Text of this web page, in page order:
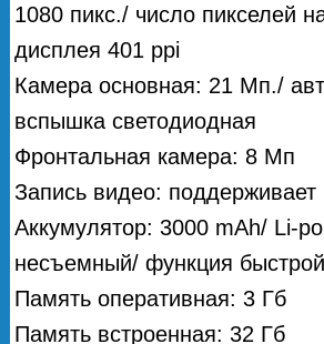
1080 пикс./ число пикселей
дисплея 401 ppi
Камера основная: 21 Мп./
вспышка светодиодная
Фронтальная камера: 8 Мп
Запись видео: поддерживает
Аккумулятор: 3000 mAh/ Li-
несъемный/ функция
Память оперативная: 3 Гб
Память встроенная: 32 Гб